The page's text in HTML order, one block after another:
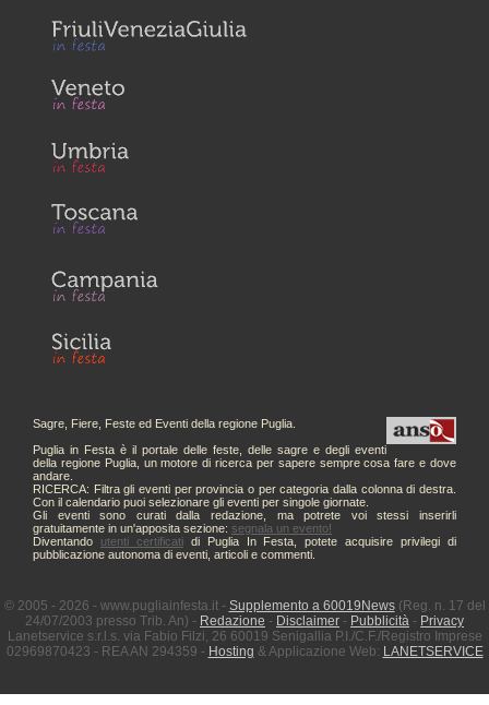
Sagre, Fiere, Feste ed Eventi della regione Puglia.
Puglia in Festa è il portale delle feste, delle sagre e degli eventi
della regione Puglia, un motore di ricerca per sapere sempre cosa fare e dove
andare.
RICERCA: Filtra gli eventi per provincia o per categoria dalla colonna di destra.
Con il calendario puoi selezionare gli eventi per singole giornate.
Gli eventi sono curati dalla redazione, ma potrete voi stessi inserirli
gratuitamente in un'apposita sezione: segnala un evento!
Diventando utenti certificatidi Puglia In Festa, potete acquisire privilegi di
pubblicazione autonoma di eventi, articoli e commenti.
© 2005 - 2026 - www.pugliainfesta.it - Supplemento a 60019News(Reg. n. 17 del
24/07/2003 presso Trib. An) - Redazione - Disclaimer - Pubblicità - Privacy
Lanetservice s.r.l.s. via Fabio Filzi, 26 60019 Senigallia P.I./C.F./Registro Imprese
02969870423 - REA AN 294359 - Hosting & Applicazione Web: LANETSERVICE